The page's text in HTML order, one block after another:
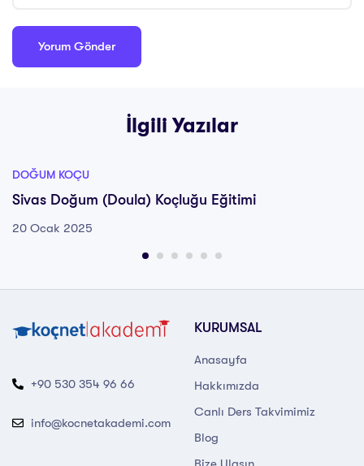
İlgili Yazılar
DOĞUM KOÇU
Sivas Doğum (Doula) Koçluğu Eğitimi
20 Ocak 2025
+90 530 354 96 66
info@kocnetakademi.com
KURUMSAL
Anasayfa
Hakkımızda
Canlı Ders Takvimimiz
Blog